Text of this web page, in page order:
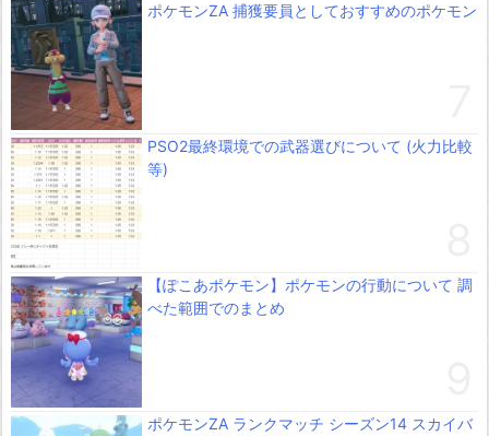
ポケモンZA 捕獲要員としておすすめのポケモン
PSO2最終環境での武器選びについて (火力比較
等)
【ぽこあポケモン】ポケモンの行動について 調
べた範囲でのまとめ
ポケモンZA ランクマッチ シーズン14 スカイバ